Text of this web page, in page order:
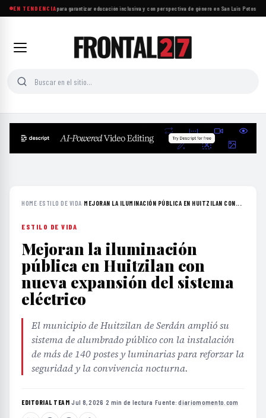
EN TENDENCIA
Proponen reformas para garantizar educación inclusiva y con perspectiva de género en San Luis Potosí·
HOME›ESTILO DE VIDA›MEJORAN LA ILUMINACIÓN PÚBLICA EN HUITZILAN CON...
ESTILO DE VIDA
Mejoran la iluminación
pública en Huitzilan con
nueva expansión del sistema
eléctrico
El municipio de Huitzilan de Serdán amplió su
sistema de alumbrado público con la instalación
de más de 140 postes y luminarias para reforzar la
seguridad y la convivencia nocturna.
EDITORIAL TEAM·Jul 8, 2026 ·2 min de lectura ·Fuente:diariomomento.com